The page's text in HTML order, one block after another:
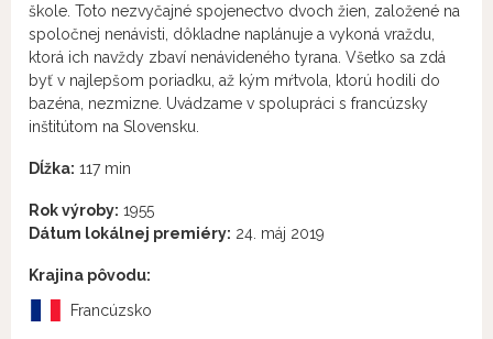
škole. Toto nezvyčajné spojenectvo dvoch žien, založené na
spoločnej nenávisti, dôkladne naplánuje a vykoná vraždu,
ktorá ich navždy zbaví nenávideného tyrana. Všetko sa zdá
byť v najlepšom poriadku, až kým mŕtvola, ktorú hodili do
bazéna, nezmizne. Uvádzame v spolupráci s francúzsky
inštitútom na Slovensku.
Dĺžka: 117 min
Rok výroby: 1955
Dátum lokálnej premiéry: 24. máj 2019
Krajina pôvodu:
Francúzsko